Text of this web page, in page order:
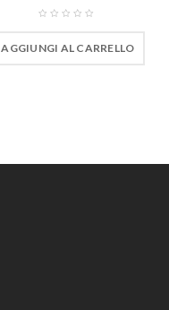
AGGIUNGI AL CARRELLO